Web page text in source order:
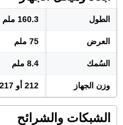
الطول 160.3 ملم
العرض 75 ملم
السُمك 8.4 ملم
وزن الجهاز 212 أو 217 غرام
الشبكات والشرائح